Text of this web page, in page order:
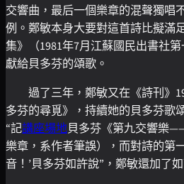
交響曲，最后一個樂章的混聲獨唱
例。鄭敏本身大要對這首詩比擬滿
集》（1981年7月江蘇國民出書社
獻給貝多芬的頌歌。
過了三年，鄭敏又在《詩刊》
多芬的尋覓》，持續她的貝多芬歌
“記講座場地貝多芬《第九交響樂
樂章，系作者筆誤），而對詩的第
音！’貝多芬如許說”，鄭敏還加了